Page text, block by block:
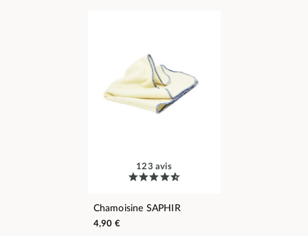
123 avis
Chamoisine SAPHIR
4,90 €